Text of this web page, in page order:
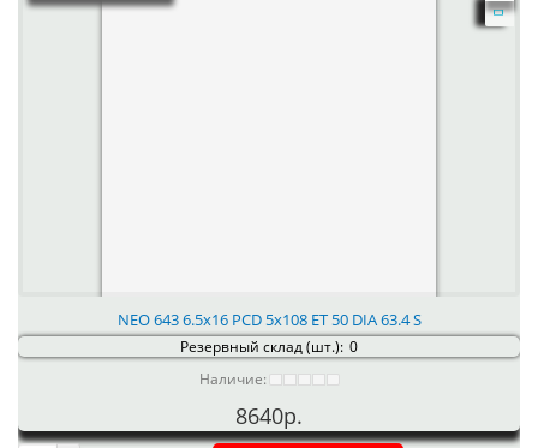
NEO 643 6.5x16 PCD 5x108 ET 50 DIA 63.4 S
Резервный склад (шт.): 0
Наличие:
8640р.